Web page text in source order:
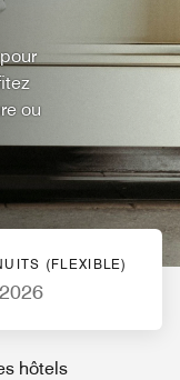
ou
(FLEXIBLE)
hôtels